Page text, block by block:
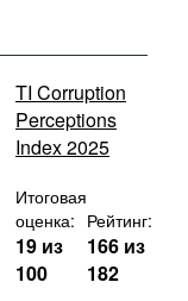
TI Corruption
Perceptions
Index 2025
Итоговая
оценка:
19 из
100
Рейтинг:
166 из
182